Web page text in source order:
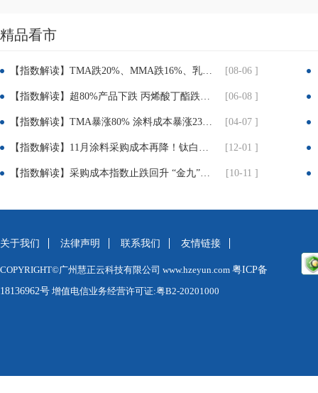
享：
精品看市
【指数解读】TMA跌20%、MMA跌16%、乳液跌8.7%！建筑、粉末涂料企业迎喘息窗口 [08-06 ]
【指数解读】超80%产品下跌 丙烯酸丁酯跌近25% TMP跌超30% 涂料成本压力迎实质性缓解 [06-08 ]
【指数解读】TMA暴涨80% 涂料成本暴涨23% 成本倒逼下 涂料企业集体提价3%-12% [04-07 ]
【指数解读】11月涂料采购成本再降！钛白粉疲软、丙烯酸暴跌近10%！ [12-01 ]
【指数解读】采购成本指数止跌回升 “金九”旺季初显积极信号 [10-11 ]
关于我们 法律声明 联系我们 友情链接
COPYRIGHT©广州慧正云科技有限公司 www.hzeyun.com 粤ICP备
18136962号 增值电信业务经营许可证:粤B2-20201000